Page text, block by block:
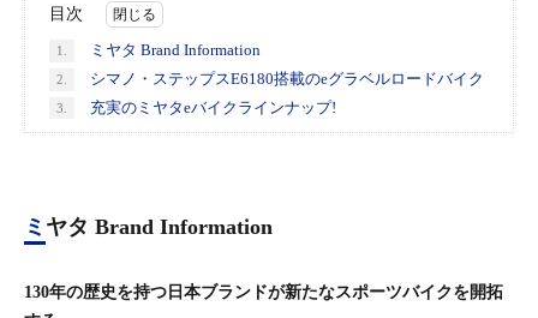
目次
1. ミヤタ Brand Information
2. シマノ・ステップスE6180搭載のeグラベルロードバイク
3. 充実のミヤタeバイクラインナップ!
ミヤタ Brand Information
130年の歴史を持つ日本ブランドが新たなスポーツバイクを開拓